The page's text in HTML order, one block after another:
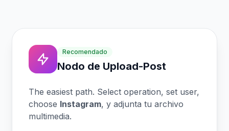
Recomendado
Nodo de Upload-Post
The easiest path. Select operation, set user,
choose Instagram, y adjunta tu archivo
multimedia.